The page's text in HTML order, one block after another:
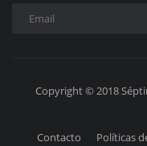
Copyright © 2018
Contacto Políticas